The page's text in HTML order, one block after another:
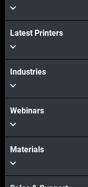
더보기
더보기
Latest Printers
Industries
Webinars
Materials